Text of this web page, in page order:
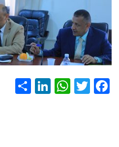
F
ac
T
wi
W
h
Li
nk